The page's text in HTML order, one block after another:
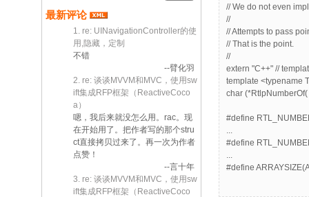
最新评论
1. re: UINavigationController的使
用,隐藏，定制
不错
--臂化羽
2. re: 谈谈MVVM和MVC，使用sw
ift集成RFP框架（ReactiveCoco
a）
嗯，我后来就没怎么用。rac。现
在开始用了。把作者写的那个stru
ct直接拷贝过来了。再一次为作者
点赞！
--言十年
3. re: 谈谈MVVM和MVC，使用sw
ift集成RFP框架（ReactiveCoco
// We do not even
//
// Attempts to pass
// That is the point.
//
extern "C++" //
template <typename
char
#define
...
#define
...
#define